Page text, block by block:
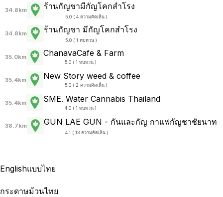
34.8km ร้านกัญชามีกัญโคกสำโรง
5.0 ( 4 ความคิดเห็น )
34.8km ร้านกัญชา มีกัญโคกสำโรง
5.0 ( 1 ทบทวน )
35.0km ChanavaCafe & Farm
5.0 ( 1 ทบทวน )
35.4km New Story weed & coffee
5.0 ( 2 ความคิดเห็น )
35.4km SME. Water Cannabis Thailand
4.0 ( 1 ทบทวน )
38.7km GUN LAE GUN - กันและกัญ กาแฟกัญชาชัยนาท
4.1 ( 13 ความคิดเห็น )
Englishแบบไทย
กระดาษม้วนไทย